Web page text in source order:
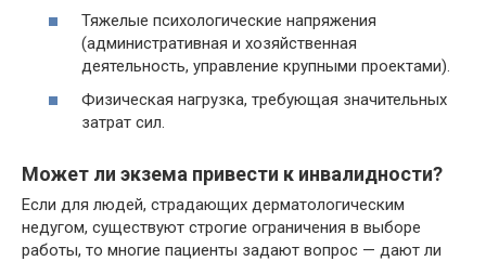
Тяжелые психологические напряжения
(административная и хозяйственная
деятельность, управление крупными проектами).
Физическая нагрузка, требующая значительных
затрат сил.
Может ли экзема привести к инвалидности?
Если для людей, страдающих дерматологическим
недугом, существуют строгие ограничения в выборе
работы, то многие пациенты задают вопрос — дают ли